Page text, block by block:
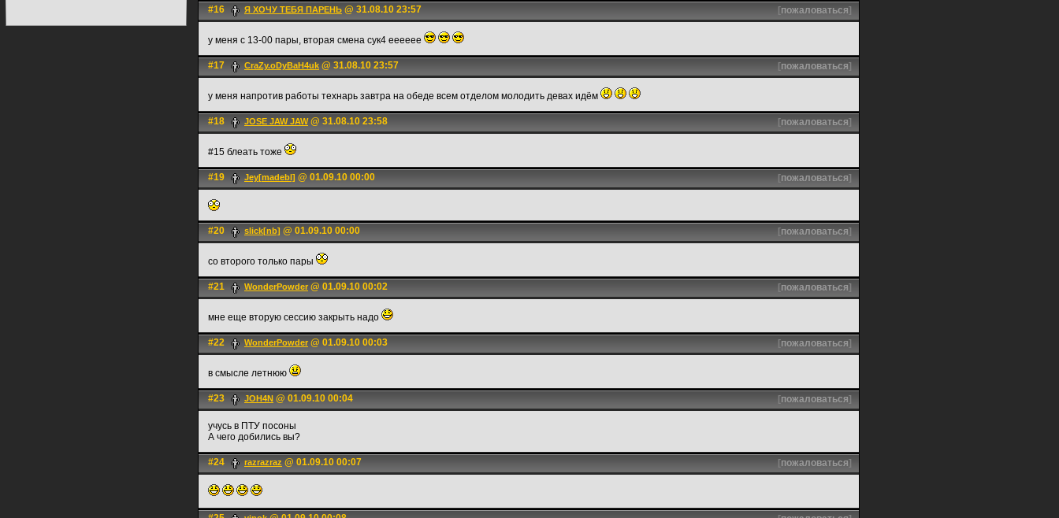
#16 Я ХОЧУ ТЕБЯ ПАРЕНЬ @ 31.08.10 23:57 [пожаловаться]
у меня с 13-00 пары, вторая смена сук4 ееееее
#17 CraZy.oDyBaH4uk @ 31.08.10 23:57 [пожаловаться]
у меня напротив работы технарь завтра на обеде всем отделом молодить девах идём
#18 JOSE JAW JAW@ 31.08.10 23:58 [пожаловаться]
#15 блеать тоже
#19 Jey[madebl] @ 01.09.10 00:00 [пожаловаться]
#20 slick[nb] @ 01.09.10 00:00 [пожаловаться]
со второго только пары
#21 WonderPowder @ 01.09.10 00:02 [пожаловаться]
мне еще вторую сессию закрыть надо
#22 WonderPowder @ 01.09.10 00:03 [пожаловаться]
в смысле летнюю
#23 JOH4N @ 01.09.10 00:04 [пожаловаться]
учусь в ПТУ посоны
А чего добились вы?
#24 razrazraz @ 01.09.10 00:07 [пожаловаться]